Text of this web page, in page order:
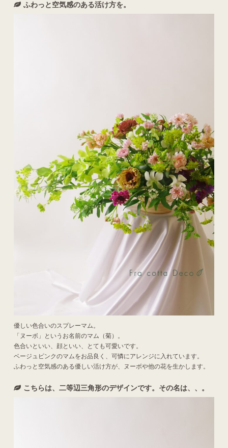
ふわっと空気感のある活け方を。
優しい色合いのスプレーマム。
「ヌーボ」というお名前のマム（菊）。
色合いといい、顔といい、とても可愛いです。
ベージュピンクのマムをお品良く、可憐にアレンジに入れています。
ふわっと空気感のある優しい活け方が、ヌーボや他の花を生かします。
こちらは、二等辺三角形のデザインです。その名は、、。